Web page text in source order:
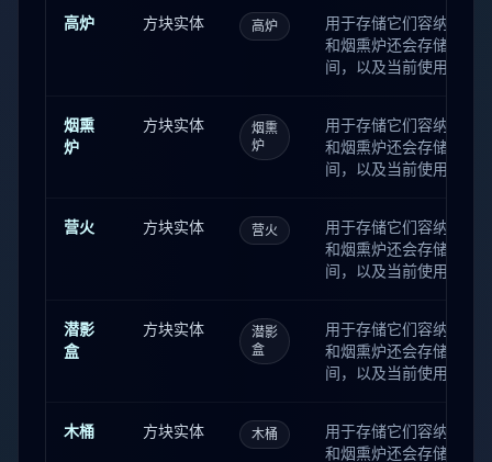
间。 讲台还会存储书目
箱子、陷阱箱和潜影盒
高炉 方块实体 高炉
用于存储它们容纳的物
和烟熏炉还会存储当前
间，以及当前使用的燃
间。 讲台还会存储书目
箱子、陷阱箱和潜影盒
烟熏
炉
方块实体
烟熏
炉
用于存储它们容纳的物
和烟熏炉还会存储当前
间，以及当前使用的燃
间。 讲台还会存储书目
箱子、陷阱箱和潜影盒
营火 方块实体 营火
用于存储它们容纳的物
和烟熏炉还会存储当前
间，以及当前使用的燃
间。 讲台还会存储书目
箱子、陷阱箱和潜影盒
潜影
盒
方块实体
潜影
盒
用于存储它们容纳的物
和烟熏炉还会存储当前
间，以及当前使用的燃
间。 讲台还会存储书目
木桶 方块实体 木桶
用于存储它们容纳的物
和烟熏炉还会存储当前